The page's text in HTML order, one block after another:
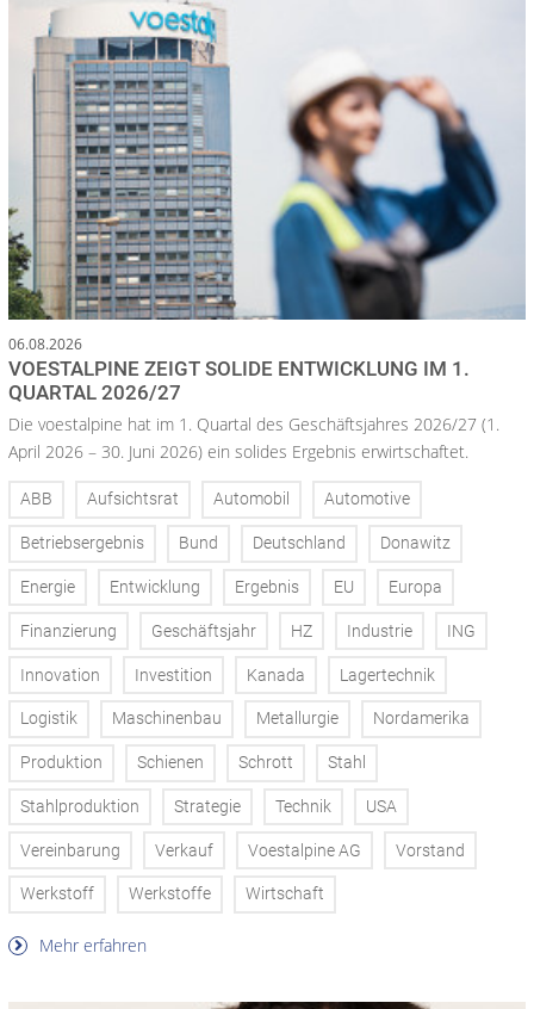
06.08.2026
VOESTALPINE ZEIGT SOLIDE ENTWICKLUNG IM 1.
QUARTAL 2026/27
Die voestalpine hat im 1. Quartal des Geschäftsjahres 2026/27 (1.
April 2026 – 30. Juni 2026) ein solides Ergebnis erwirtschaftet.
ABB Aufsichtsrat Automobil Automotive
Betriebsergebnis Bund Deutschland Donawitz
Energie Entwicklung Ergebnis EU Europa
Finanzierung Geschäftsjahr HZ Industrie ING
Innovation Investition Kanada Lagertechnik
Logistik Maschinenbau Metallurgie Nordamerika
Produktion Schienen Schrott Stahl
Stahlproduktion Strategie Technik USA
Vereinbarung Verkauf Voestalpine AG Vorstand
Werkstoff Werkstoffe Wirtschaft
Mehr erfahren